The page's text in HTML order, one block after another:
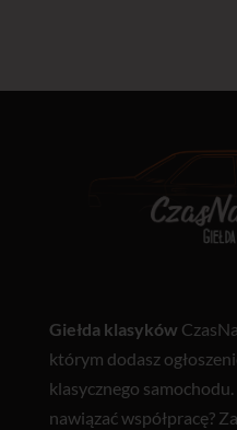
Giełda klasyków
którym dodasz
klasycznego
nawiązać współpracę?